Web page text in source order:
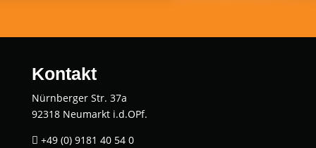
Kontakt
Nürnberger Str. 37a
92318 Neumarkt i.d.OPf.
 +49 (0) 9181 40 54 0